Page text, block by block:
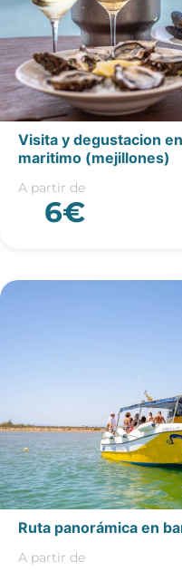
Visita y degustacion
maritimo (mejillones)
A partir de
6€
Ruta panorámica en
A partir de